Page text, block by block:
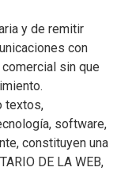
y de remitir
con
sin que
textos,
software,
constituyen una
DE LA WEB,